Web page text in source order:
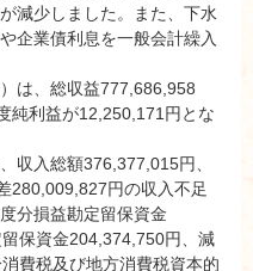
減少しました。また、下水
企業債利息を一般会計繰入
は、総収益777,686,958
純利益が12,250,171円とな
収入総額376,377,015円、
280,009,827円の収入不足
分損益勘定留保資金
保資金204,374,750円、減
費税及び地方消費税資本的